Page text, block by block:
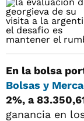
En la bolsa
Bolsas y
2%, a
ganancia en